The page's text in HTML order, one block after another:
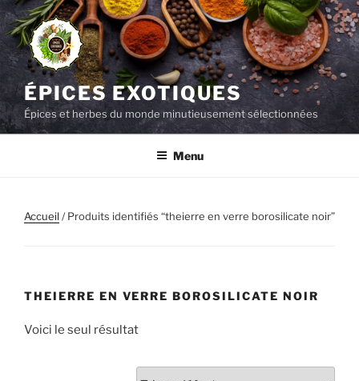
Aller
au
contenu
principal
ÉPICES EXOTIQUES
Épices et herbes du monde minutieusement sélectionnées
Menu
Accueil/ Produits identifiés “theierre en verre borosilicate noir”
THEIERRE EN VERRE BOROSILICATE NOIR
Voici le seul résultat